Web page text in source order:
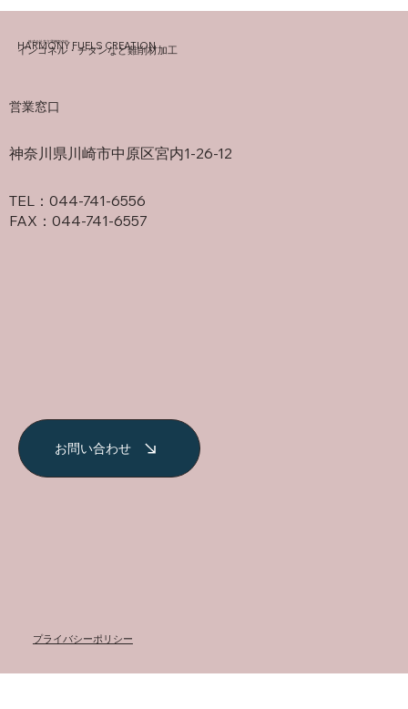
​株式会社共立電機製作所
HARMONY FUELS CREATION
インコネル・チタンなど難削材加工
営業窓口
神奈川県川崎市中原区宮内1-26-12
TEL：044-741-6556
FAX：044-741-6557
お問い合わせ
​プライバシーポリシー